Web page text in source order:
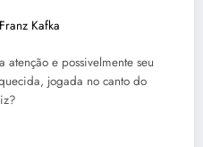
Kafka
e possivelmente seu
jogada no canto do